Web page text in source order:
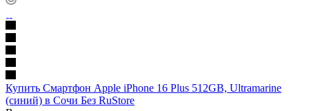
Купить Смартфон Apple iPhone 16 Plus 512GB, Ultramarine
(синий) в Сочи Без RuStore